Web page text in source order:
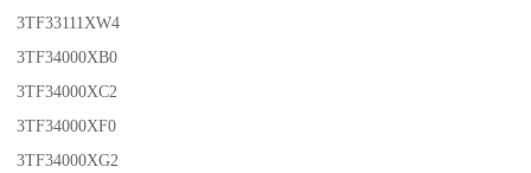
3TF33111XW4
3TF34000XB0
3TF34000XC2
3TF34000XF0
3TF34000XG2